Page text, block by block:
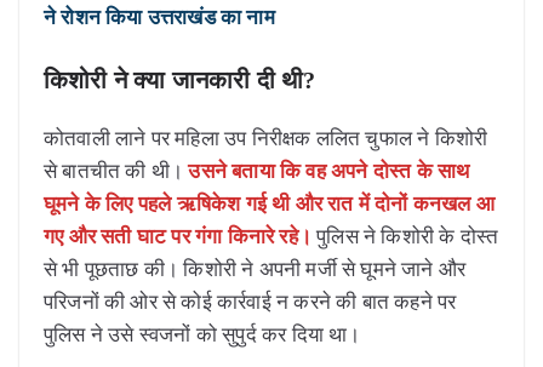
ने रोशन किया उत्तराखंड का नाम
किशोरी ने क्या जानकारी दी थी?
कोतवाली लाने पर महिला उप निरीक्षक ललित चुफाल ने किशोरी
से बातचीत की थी।उसने बताया कि वह अपने दोस्त के साथ
घूमने के लिए पहले ऋषिकेश गई थी और रात में दोनों कनखल आ
गए और सती घाट पर गंगा किनारे रहे। पुलिस ने किशोरी के दोस्त
से भी पूछताछ की। किशोरी ने अपनी मर्जी से घूमने जाने और
परिजनों की ओर से कोई कार्रवाई न करने की बात कहने पर
पुलिस ने उसे स्वजनों को सुपुर्द कर दिया था।